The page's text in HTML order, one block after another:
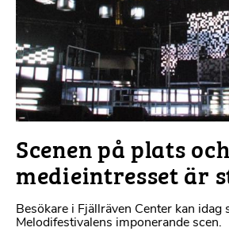
Scenen på plats och
medieintresset är
Besökare i Fjällräven Center kan idag
Melodifestivalens imponerande scen.